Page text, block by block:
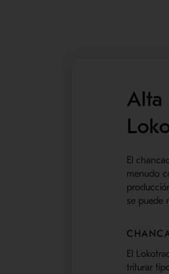
Alta
El
menudo
se puede
El
triturar